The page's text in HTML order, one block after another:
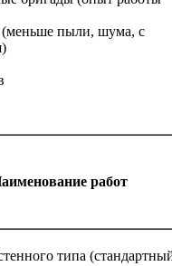
(меньше пыли, шума, с
работ
типа